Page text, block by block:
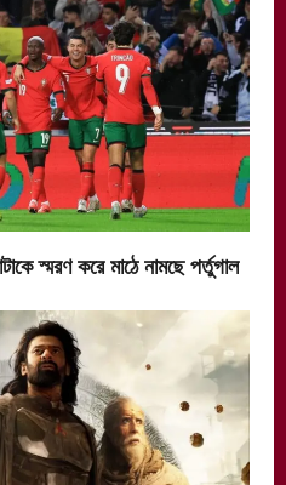
স্মরণ করে মাঠে নামছে পর্তুগাল